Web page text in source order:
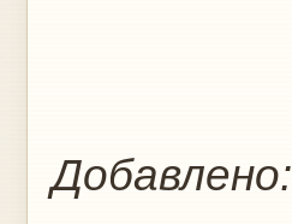
Добавлено: